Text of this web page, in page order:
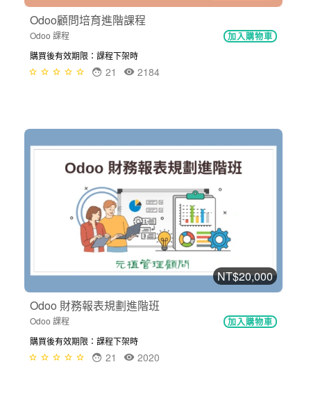
Odoo顧問培育進階課程
Odoo 課程 加入購物車
購買後有效期限：課程下架時
2184
21
NT$20,000
Odoo 財務報表規劃進階班
Odoo 課程 加入購物車
購買後有效期限：課程下架時
2020
21